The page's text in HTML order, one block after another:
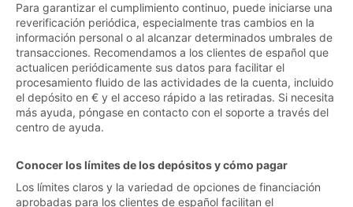
Para garantizar el cumplimiento continuo, puede iniciarse una
reverificación periódica, especialmente tras cambios en la
información personal o al alcanzar determinados umbrales de
transacciones. Recomendamos a los clientes de español que
actualicen periódicamente sus datos para facilitar el
procesamiento fluido de las actividades de la cuenta, incluido
el depósito en € y el acceso rápido a las retiradas. Si necesita
más ayuda, póngase en contacto con el soporte a través del
centro de ayuda.
Conocer los límites de los depósitos y cómo pagar
Los límites claros y la variedad de opciones de financiación
aprobadas para los clientes de español facilitan el